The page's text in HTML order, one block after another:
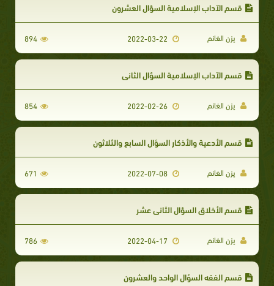
قسم الآداب الإسلامية السؤال العشرون
يزن الغانم 894
قسم الآداب الإسلامية السؤال الثاني
يزن الغانم 2022-02-26
854
قسم الأدعية والأذكار السؤال السابع والثلاثون
يزن الغانم 2022-07-08
671
قسم الأخلاق السؤال الثاني عشر
يزن الغانم 786
قسم الفقه السؤال الواحد والعشرون